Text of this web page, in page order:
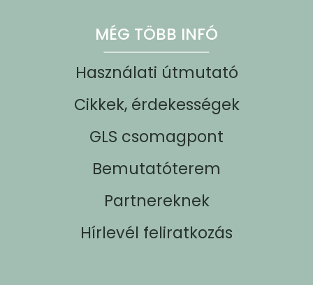
MÉG TÖBB INFÓ
Használati útmutató
Cikkek, érdekességek
GLS csomagpont
Bemutatóterem
Partnereknek
Hírlevél feliratkozás